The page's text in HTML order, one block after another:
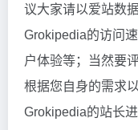
议大家请以爱站数
Grokipedia的访问
户体验等；当然要
根据您自身的需求
Grokipedia的站长